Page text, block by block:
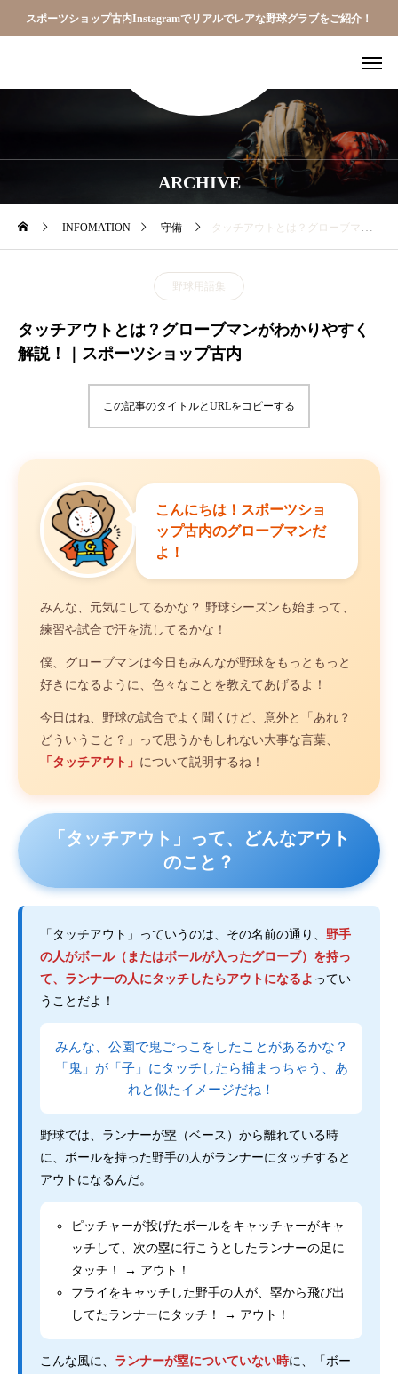
スポーツショップ古内Instagramでリアルでレアな野球グラブをご紹介！
ARCHIVE
INFOMATION 守備 タッチアウトとは？グローブマンがわかりやすく解説！｜スポーツショップ古内
野球用語集
タッチアウトとは？グローブマンがわかりやすく
解説！｜スポーツショップ古内
この記事のタイトルとURLをコピーする
こんにちは！スポーツショ
ップ古内のグローブマンだ
よ！
みんな、元気にしてるかな？ 野球シーズンも始まって、
練習や試合で汗を流してるかな！
僕、グローブマンは今日もみんなが野球をもっともっと
好きになるように、色々なことを教えてあげるよ！
今日はね、野球の試合でよく聞くけど、意外と「あれ？
どういうこと？」って思うかもしれない大事な言葉、
「タッチアウト」 について説明するね！
「タッチアウト」って、どんなアウト
のこと？
「タッチアウト」っていうのは、その名前の通り、 野手
の人がボール（またはボールが入ったグローブ）を持っ
て、ランナーの人にタッチしたらアウトになるよ ってい
うことだよ！
みんな、公園で鬼ごっこをしたことがあるかな？
「鬼」が「子」にタッチしたら捕まっちゃう、あ
れと似たイメージだね！
野球では、ランナーが塁（ベース）から離れている時
に、ボールを持った野手の人がランナーにタッチすると
アウトになるんだ。
ピッチャーが投げたボールをキャッチャーがキャ
ッチして、次の塁に行こうとしたランナーの足に
タッチ！ → アウト！
フライをキャッチした野手の人が、塁から飛び出
してたランナーにタッチ！ → アウト！
こんな風に、 ランナーが塁についていない時に、「ボー